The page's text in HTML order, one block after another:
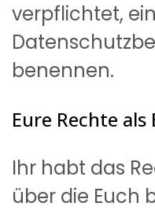
verpflichtet,
benennen.
Eure Rechte
Ihr habt das
über die Euch